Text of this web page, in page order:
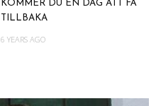
KOMMER DU EN DAG ATT FÅ
TILLBAKA
6 YEARS AGO